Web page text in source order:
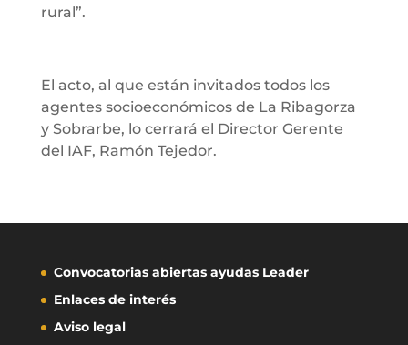
rural”.
El acto, al que están invitados todos los
agentes socioeconómicos de La Ribagorza
y Sobrarbe, lo cerrará el Director Gerente
del IAF, Ramón Tejedor.
Convocatorias abiertas ayudas Leader
Enlaces de interés
Aviso legal